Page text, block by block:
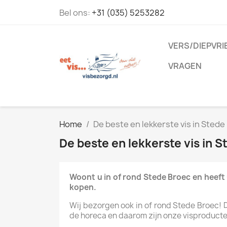
Bel ons: +31 (035) 5253282
VERS/
VRAGEN
Home De beste en lekkerste vis in
De beste en lekkerste vis in
Woont u in of rond Stede Broec en
kopen.
Wij bezorgen ook in of rond Stede Broec!
de horeca en daarom zijn onze